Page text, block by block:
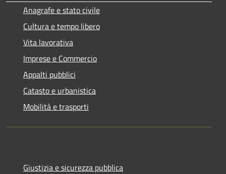
Anagrafe e stato civile
Cultura e tempo libero
Vita lavorativa
Imprese e Commercio
Appalti pubblici
Catasto e urbanistica
Mobilità e trasporti
Giustizia e sicurezza pubblica